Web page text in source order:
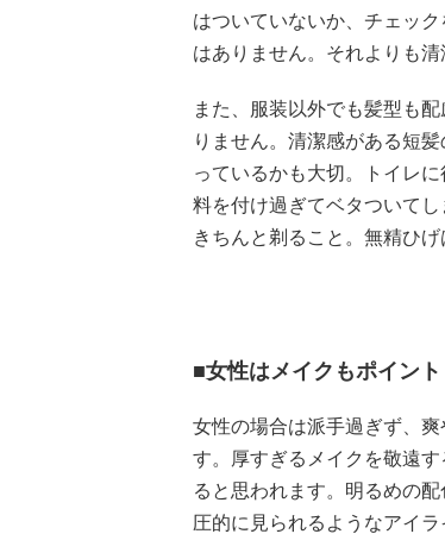
はついていないか、チェッ
はありません。それよりも
また、服装以外でも髪型も
りません。清潔感がある短
っているかも大切。トイレ
料を付け過ぎてベタついて
きちんと剃ること。無精ひげ
■女性はメイクもポイント
女性の場合は派手過ぎず、
す。厚すぎるメイクを敬遠
ると思われます。明るめの
圧的に見られるようなアイ